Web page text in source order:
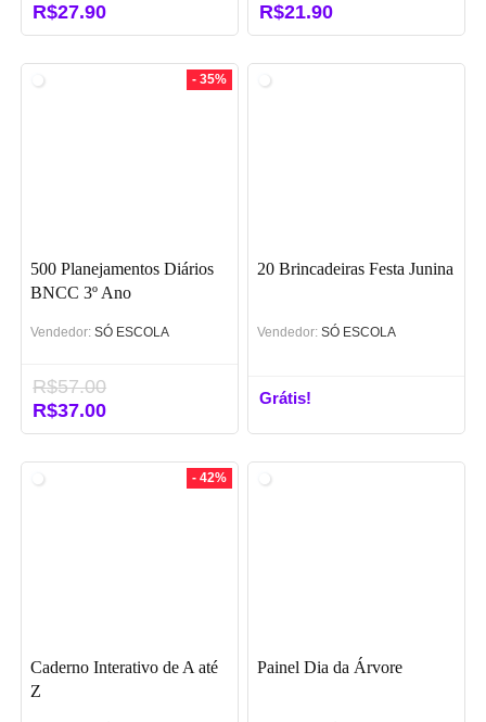
O
preço
R$27.90O
preço
O
preço
R$21.90O
preço
- 35%
500 Planejamentos Diários
BNCC 3º Ano
Vendedor: SÓ ESCOLA
R$57.00
O
preço
R$37.00O
preço
20 Brincadeiras Festa Junina
Vendedor: SÓ ESCOLA
Grátis!
- 42%
Caderno Interativo de A até
Z
Painel Dia da Árvore